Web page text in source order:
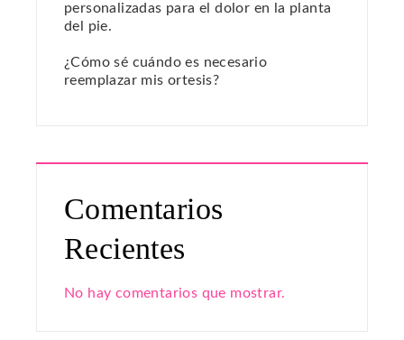
personalizadas para el dolor en la planta
del pie.
¿Cómo sé cuándo es necesario
reemplazar mis ortesis?
Comentarios
Recientes
No hay comentarios que mostrar.